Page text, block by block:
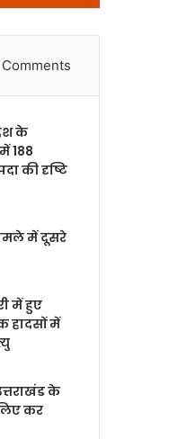
Comments
के
188
की दृष्टि
में दूसरे
में हुए
में
के
कर